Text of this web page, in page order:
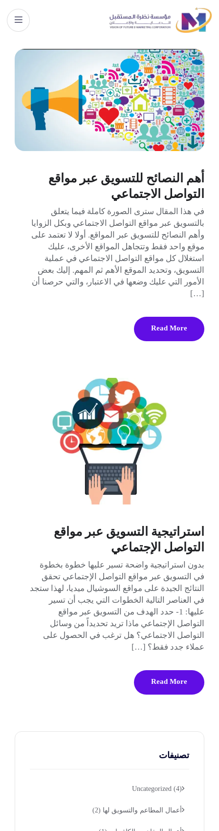
أهم النصائح للتسويق عبر مواقع
التواصل الاجتماعي
في هذا المقال سترى الصورة كاملة فيما يتعلق
بالتسويق عبر مواقع التواصل الاجتماعي وبكل الزوايا
وأهم النصائح للتسويق عبر المواقع. أولا لا تعتمد على
موقع واحد فقط وتتجاهل المواقع الأخرى، عليك
استغلال كل مواقع التواصل الاجتماعي في عملية
التسويق، وتحديد الموقع الأهم ثم المهم. إليك بعض
الأمور التي عليك وضعها في الاعتبار، والتي حرصنا أن
[…]
Read More
استراتيجية التسويق عبر مواقع
التواصل الإجتماعي
بدون استراتيجية واضحة تسير عليها خطوة بخطوة
في التسويق عبر مواقع التواصل الإجتماعي تحقق
النتائج الجيدة على مواقع السوشيال ميديا، لهذا ستجد
في العناصر التالية الخطوات التي يجب أن تسير
عليها: 1- حدد الهدف من التسويق عبر مواقع
التواصل الإجتماعي ماذا تريد تحديداً من وسائل
التواصل الاجتماعي؟ هل ترغب في الحصول على
عملاء جدد فقط؟ […]
Read More
تصنيفات
Uncategorized (4)
أعمال المطاعم والتسويق لها (2)